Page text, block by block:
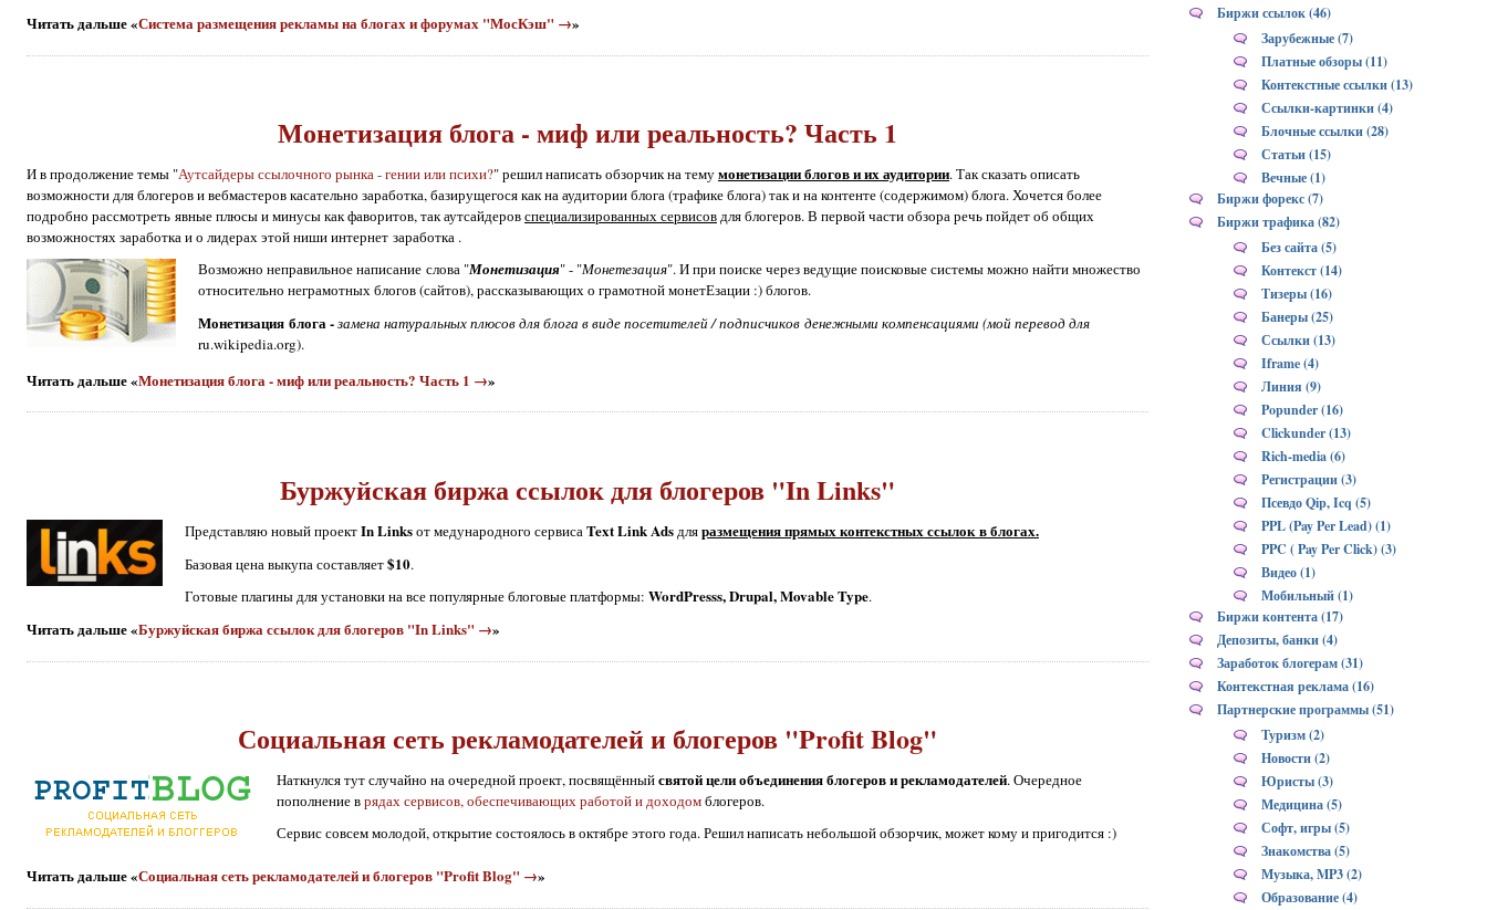
Читать дальше «Система размещения рекламы на блогах и форумах "МосКэш" →»
Монетизация блога - миф или реальность? Часть 1
И в продолжение темы "Аутсайдеры ссылочного рынка - гении или психи?" решил написать обзорчик на темумонетизации блогов и их аудитории. Так сказать описать
возможности для блогеров и вебмастеров касательно заработка, базирущегося как на аудитории блога (трафике блога) так и на контенте (содержимом) блога. Хочется более
подробно рассмотреть явные плюсы и минусы как фаворитов, так аутсайдеровспециализированных сервисовдля блогеров. В первой части обзора речь пойдет об общих
возможностях заработка и о лидерах этой ниши интернет заработка .
Возможно неправильное написание слова "Монетизация" - "Монетезация". И при поиске через ведущие поисковые системы можно найти множество
относительно неграмотных блогов (сайтов), рассказывающих о грамотной монетЕзации :) блогов.
Монетизация блога -замена натуральных плюсов для блога в виде посетителей / подписчиков денежными компенсациями (мой перевод для
ru.wikipedia.org).
Читать дальше «Монетизация блога - миф или реальность? Часть 1 →»
Буржуйская биржа ссылок для блогеров "In Links"
Представляю новый проектIn Linksот медународного сервисаText Link Adsдляразмещения прямых контекстных ссылок в блогах.
Базовая цена выкупа составляет$10.
Готовые плагины для установки на все популярные блоговые платформы: WordPresss, Drupal, Movable Type.
Читать дальше «Буржуйская биржа ссылок для блогеров "In Links" →»
Социальная сеть рекламодателей и блогеров "Profit Blog"
Наткнулся тут случайно на очередной проект, посвящённыйсвятой цели объединения блогеров и рекламодателей. Очередное
пополнение врядах сервисов, обеспечивающих работой и доходомблогеров.
Сервис совсем молодой, открытие состоялось в октябре этого года. Решил написать небольшой обзорчик, может кому и пригодится :)
Читать дальше «Социальная сеть рекламодателей и блогеров "Profit Blog" →»
Биржи ссылок (46)
Зарубежные (7)
Платные обзоры (11)
Контекстные ссылки (13)
Ссылки-картинки (4)
Блочные ссылки (28)
Статьи (15)
Вечные (1)
Биржи форекс (7)
Биржи трафика (82)
Без сайта (5)
Контекст (14)
Тизеры (16)
Банеры (25)
Ссылки (13)
Iframe (4)
Линия (9)
Popunder (16)
Clickunder (13)
Rich-media (6)
Регистрации (3)
Псевдо Qip, Icq (5)
PPL (Pay Per Lead) (1)
PPC ( Pay Per Click) (3)
Видео (1)
Мобильный (1)
Биржи контента (17)
Депозиты, банки (4)
Заработок блогерам (31)
Контекстная реклама (16)
Партнерские программы (51)
Туризм (2)
Новости (2)
Юристы (3)
Медицина (5)
Софт, игры (5)
Знакомства (5)
Музыка, MP3 (2)
Образование (4)